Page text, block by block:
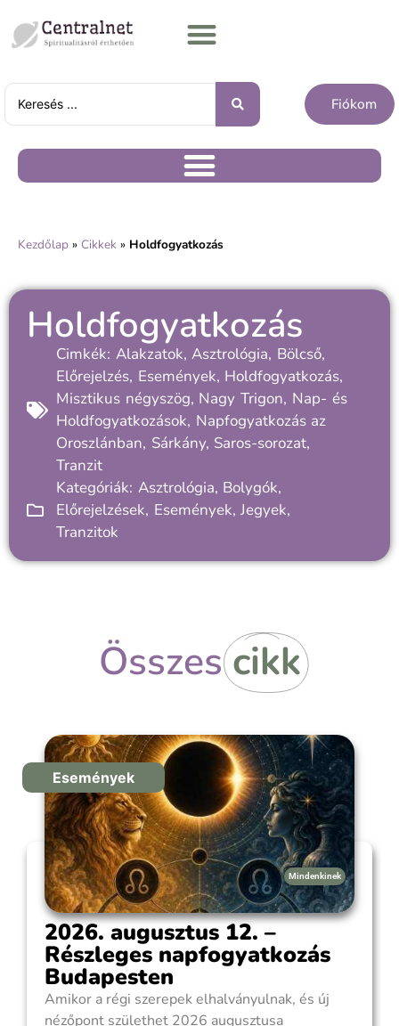
Fiókom
Kezdőlap » Cikkek » Holdfogyatkozás
Holdfogyatkozás
Cimkék: Alakzatok,Asztrológia, Bölcső,
Előrejelzés, Események, Holdfogyatkozás,
Misztikus négyszög, Nagy Trigon, Nap- és
Holdfogyatkozások, Napfogyatkozás az
Oroszlánban, Sárkány, Saros-sorozat,
Tranzit
Kategóriák: Asztrológia, Bolygók,
Előrejelzések, Események,Jegyek,
Tranzitok
Összes cikk
Események
Mindenkinek
2026. augusztus 12. –
Részleges napfogyatkozás
Budapesten
Amikor a régi szerepek elhalványulnak, és új
nézőpont születhet 2026 augusztusa